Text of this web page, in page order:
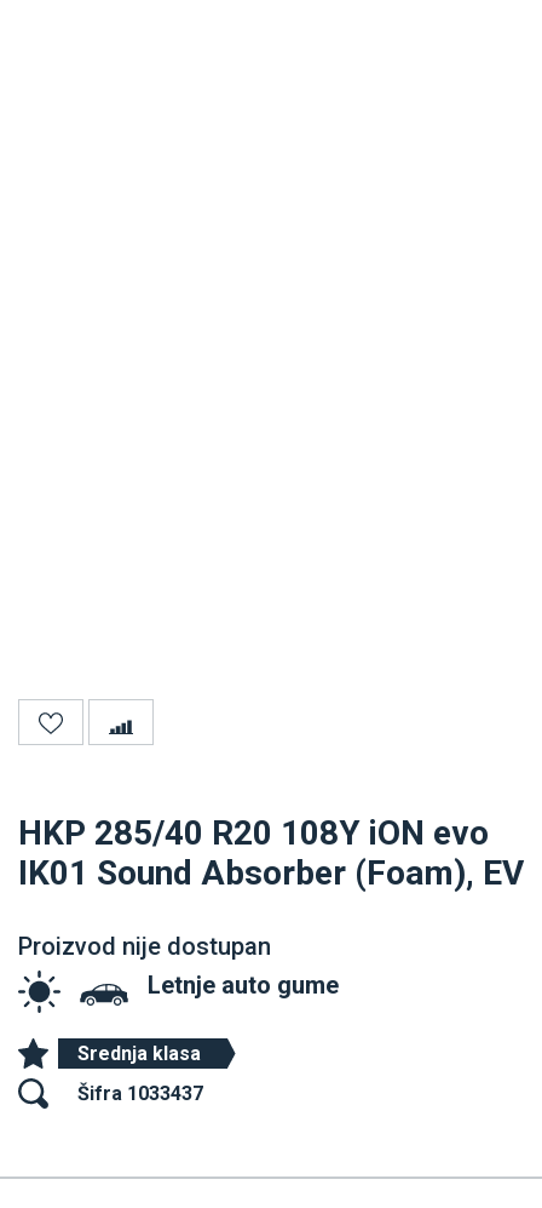
HKP 285/40 R20 108Y iON evo
IK01 Sound Absorber (Foam), EV
Proizvod nije dostupan
Letnje auto gume
Srednja klasa
Šifra 1033437